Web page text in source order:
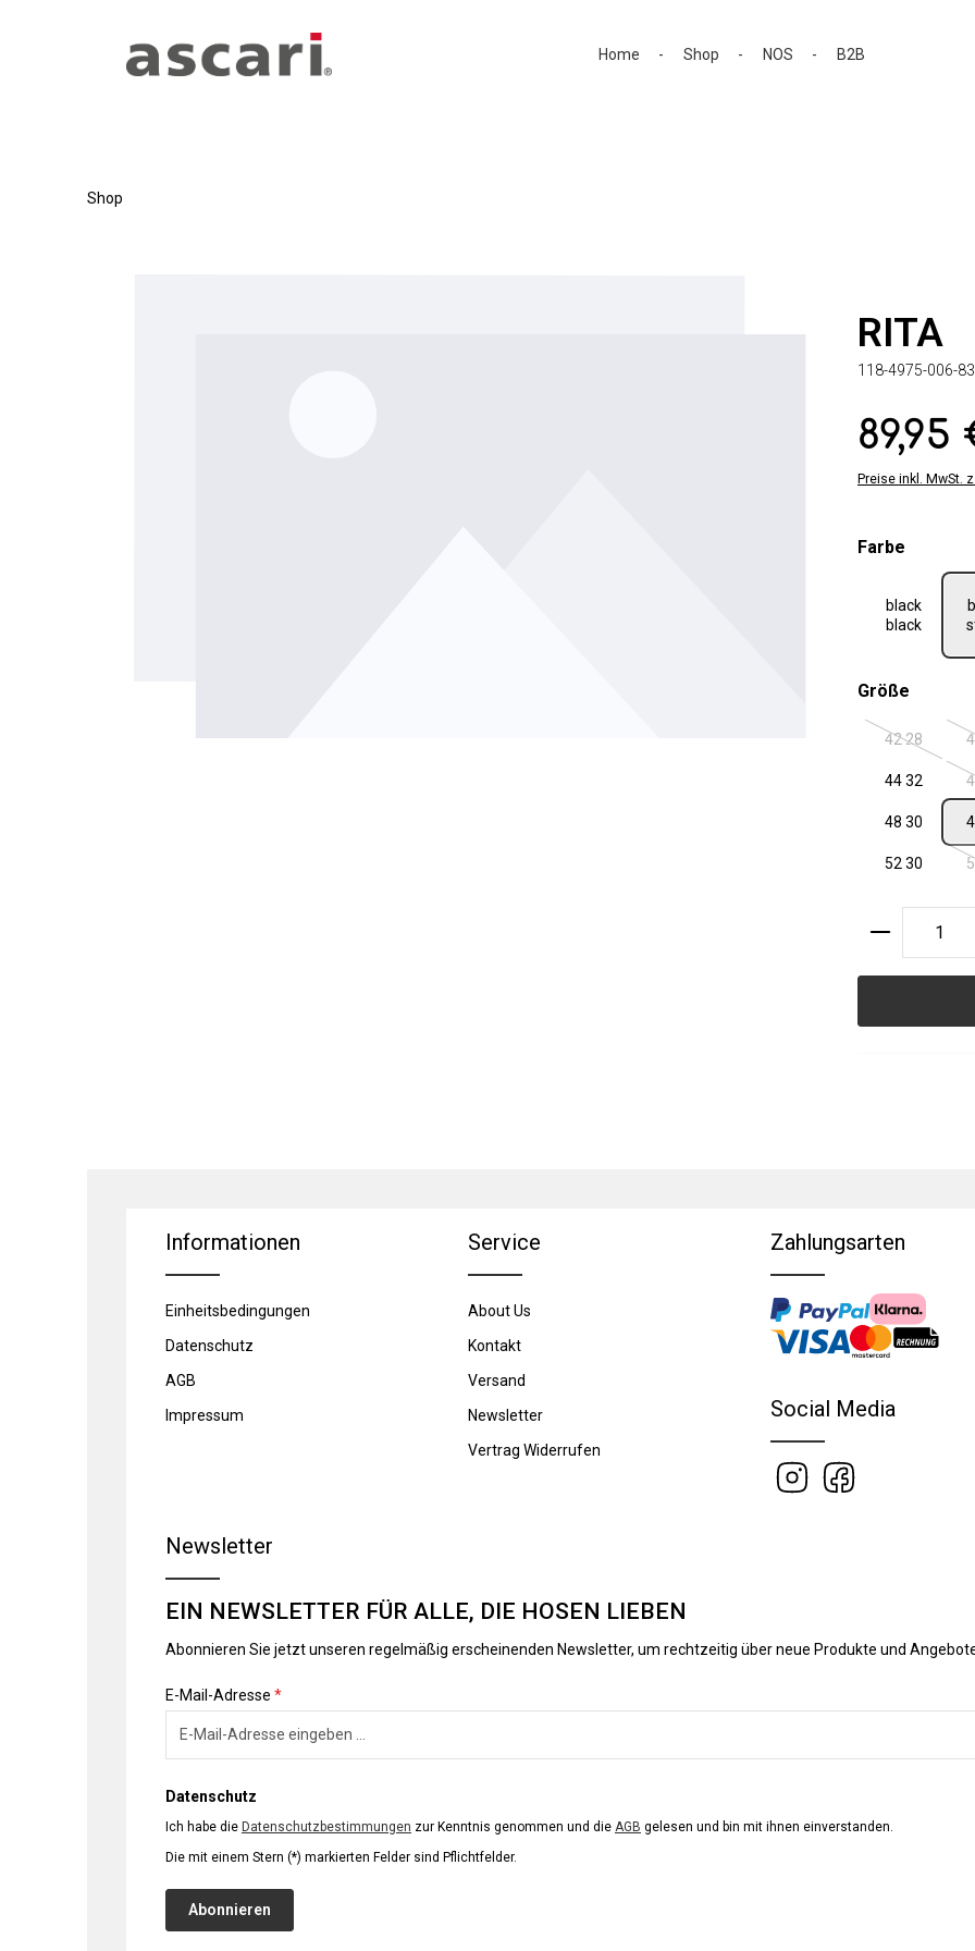
Home
Shop NOS B2B
Shop
RITA
118-4975-006-
Regulärer Preis:
89,95
Preise inkl. MwSt.
Farbe
black
black
Größe
42 28(Diese
44 32
48 30
52 30
Produkt
Informationen
Einheitsbedingungen
Datenschutz
AGB
Impressum
Service
About Us
Kontakt
Versand
Newsletter
Vertrag Widerrufen
Zahlungsarten
Social Media
Newsletter
EIN NEWSLETTER FÜR ALLE, DIE HOSEN LIEBEN
Abonnieren Sie jetzt unseren regelmäßig erscheinenden Newsletter, um rechtzeitig über neue Produkte und
E-Mail-Adresse *
Datenschutz
Ich habe die Datenschutzbestimmungen zur Kenntnis genommen und die AGB gelesen und bin mit ihnen einverstanden.
Die mit einem Stern (*) markierten Felder sind Pflichtfelder.
Abonnieren